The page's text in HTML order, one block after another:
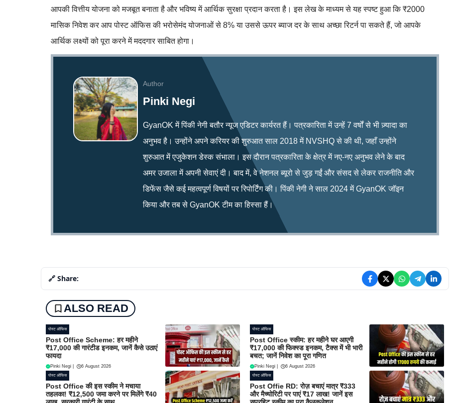
आपकी वित्तीय योजना को मजबूत बनाता है और भविष्य में आर्थिक सुरक्षा प्रदान करता है। इस लेख के माध्यम से यह स्पष्ट हुआ कि ₹2000
मासिक निवेश कर आप पोस्ट ऑफिस की भरोसेमंद योजनाओं से 8% या उससे ऊपर ब्याज दर के साथ अच्छा रिटर्न पा सकते हैं, जो आपके
आर्थिक लक्ष्यों को पूरा करने में मददगार साबित होगा।
Author
Pinki Negi
GyanOK में पिंकी नेगी बतौर न्यूज एडिटर कार्यरत हैं। पत्रकारिता में उन्हें 7 वर्षों से भी ज़्यादा का
अनुभव है। उन्होंने अपने करियर की शुरुआत साल 2018 में NVSHQ से की थी, जहाँ उन्होंने
शुरुआत में एजुकेशन डेस्क संभाला। इस दौरान पत्रकारिता के क्षेत्र में नए-नए अनुभव लेने के बाद
अमर उजाला में अपनी सेवाएं दी। बाद में, वे नेशनल ब्यूरो से जुड़ गईं और संसद से लेकर राजनीति और
डिफेंस जैसे कई महत्वपूर्ण विषयों पर रिपोर्टिंग की। पिंकी नेगी ने साल 2024 में GyanOK जॉइन
किया और तब से GyanOK टीम का हिस्सा हैं।
🔗 Share:
ALSO READ
पोस्ट ऑफिस
Post Office Scheme: हर महीने
₹17,000 की गारंटीड इनकम, जानें कैसे उठाएं
फायदा
Pinki Negi 6 August 2026
पोस्ट ऑफिस
Post Office स्कीम: हर महीने घर आएगी
₹17,000 की फिक्स्ड इनकम, टैक्स में भी भारी
बचत; जानें निवेश का पूरा गणित
Pinki Negi 6 August 2026
पोस्ट ऑफिस
Post Office की इस स्कीम ने मचाया
तहलका! ₹12,500 जमा करने पर मिलेंगे ₹40
पोस्ट ऑफिस
Post Offie RD: रोज़ बचाएं मात्र ₹333
और मैच्योरिटी पर पाएं ₹17 लाख! जानें इस